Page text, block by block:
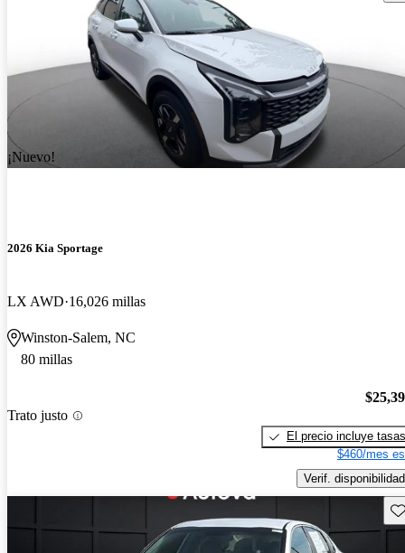
¡Nuevo!
2026 Kia Sportage
LX AWD 16,026 millas
Winston-Salem, NC
80 millas
Trato justo
El precio incluye tasas
$460/mes
Verif. disponibilidad